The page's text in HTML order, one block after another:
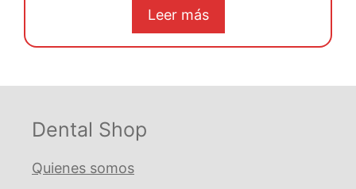
original
€ 5.158,11. € 4.642,30.
Leer más
Dental Shop
Quienes somos